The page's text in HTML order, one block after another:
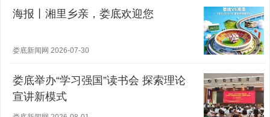
海报丨湘里乡亲，娄底欢迎您
娄底新闻网 2026-07-30
娄底举办“学习强国”读书会 探索理论
宣讲新模式